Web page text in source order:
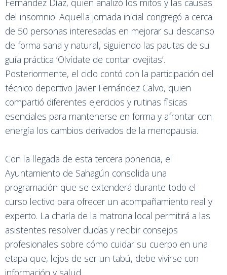
Fernández Díaz, quien analizó los mitos y las causas
del insomnio. Aquella jornada inicial congregó a cerca
de 50 personas interesadas en mejorar su descanso
de forma sana y natural, siguiendo las pautas de su
guía práctica ‘Olvídate de contar ovejitas’.
Posteriormente, el ciclo contó con la participación del
técnico deportivo Javier Fernández Calvo, quien
compartió diferentes ejercicios y rutinas físicas
esenciales para mantenerse en forma y afrontar con
energía los cambios derivados de la menopausia.
Con la llegada de esta tercera ponencia, el
Ayuntamiento de Sahagún consolida una
programación que se extenderá durante todo el
curso lectivo para ofrecer un acompañamiento real y
experto. La charla de la matrona local permitirá a las
asistentes resolver dudas y recibir consejos
profesionales sobre cómo cuidar su cuerpo en una
etapa que, lejos de ser un tabú, debe vivirse con
información y salud.